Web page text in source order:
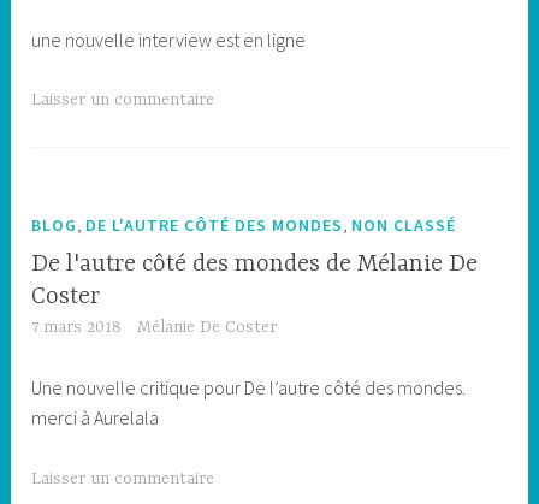
une nouvelle interview est en ligne
Laisser un commentaire
BLOG, DE L'AUTRE CÔTÉ DES MONDES, NON CLASSÉ
De l'autre côté des mondes de Mélanie De
Coster
7 mars 2018 Mélanie De Coster
Une nouvelle critique pour De l’autre côté des mondes.
merci à Aurelala
Laisser un commentaire